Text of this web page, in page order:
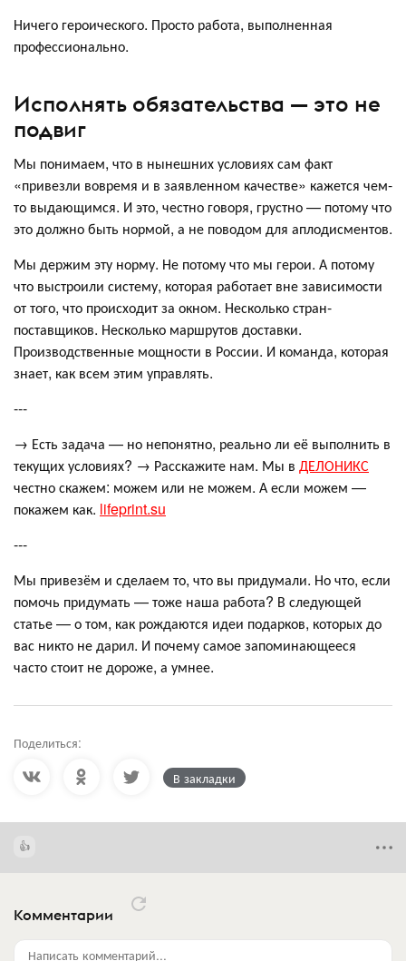
Ничего героического. Просто работа, выполненная
профессионально.
Исполнять обязательства — это не
подвиг
Мы понимаем, что в нынешних условиях сам факт
«привезли вовремя и в заявленном качестве» кажется чем-
то выдающимся. И это, честно говоря, грустно — потому что
это должно быть нормой, а не поводом для аплодисментов.
Мы держим эту норму. Не потому что мы герои. А потому
что выстроили систему, которая работает вне зависимости
от того, что происходит за окном. Несколько стран-
поставщиков. Несколько маршрутов доставки.
Производственные мощности в России. И команда, которая
знает, как всем этим управлять.
---
→ Есть задача — но непонятно, реально ли её выполнить в
текущих условиях? → Расскажите нам. Мы в ДЕЛОНИКС
честно скажем: можем или не можем. А если можем —
покажем как. lifeprint.su
---
Мы привезём и сделаем то, что вы придумали. Но что, если
помочь придумать — тоже наша работа? В следующей
статье — о том, как рождаются идеи подарков, которых до
вас никто не дарил. И почему самое запоминающееся
часто стоит не дороже, а умнее.
Поделиться:
В закладки
Комментарии
Написать комментарий...